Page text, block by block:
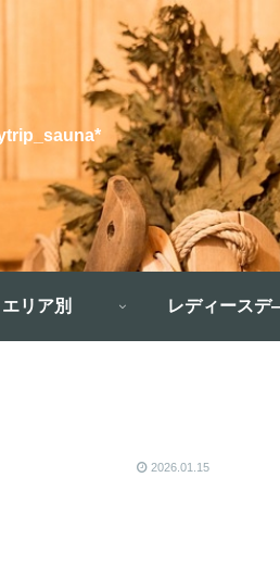
エリア別 レディース
2026.01.15